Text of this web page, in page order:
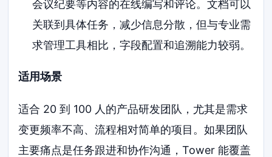
会议纪要等内容的在线编写和评论。文档可以
关联到具体任务，减少信息分散，但与专业需
求管理工具相比，字段配置和追溯能力较弱。
适用场景
适合 20 到 100 人的产品研发团队，尤其是需求
变更频率不高、流程相对简单的项目。如果团队
主要痛点是任务跟进和协作沟通，Tower 能覆盖